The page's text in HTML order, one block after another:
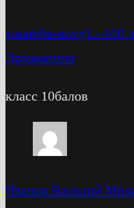
sosamba-novg1 - 100
Дружинина
класс 10балов
Иванов Василий